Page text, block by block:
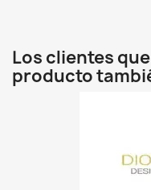
Los clientes
producto